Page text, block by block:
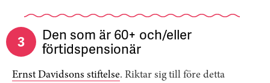
3 Den som är 60+ och/eller
förtidspensionär
Ernst Davidsons stiftelse. Riktar sig till före detta